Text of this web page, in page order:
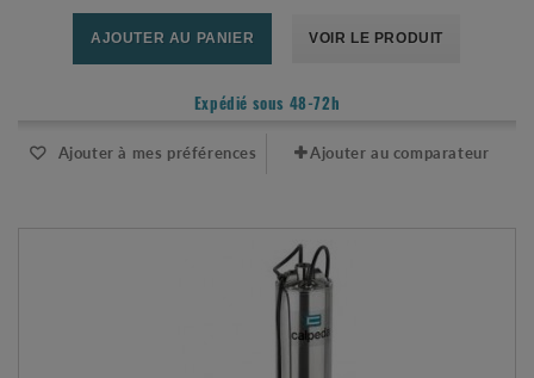
AJOUTER AU PANIER VOIR LE PRODUIT
Expédié sous 48-72h
Ajouter à mes préférences Ajouter au comparateur